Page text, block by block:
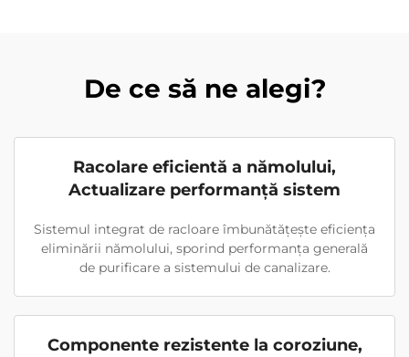
De ce să ne alegi?
Racolare eficientă a nămolului,
Actualizare performanță sistem
Sistemul integrat de racloare îmbunătățește eficiența
eliminării nămolului, sporind performanța generală
de purificare a sistemului de canalizare.
Componente rezistente la coroziune,